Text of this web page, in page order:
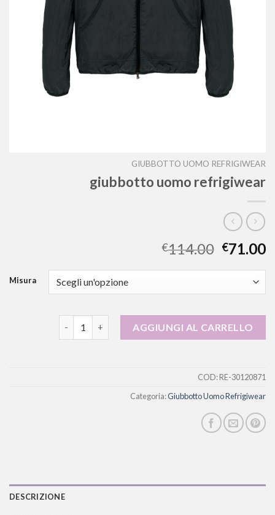
GIUBBOTTO UOMO REFRIGIWEAR
giubbotto uomo refrigiwear
€114.00 €71.00
Misura
AGGIUNGI AL CARRELLO
COD:RE-30120871
Categoria:Giubbotto Uomo Refrigiwear
DESCRIZIONE